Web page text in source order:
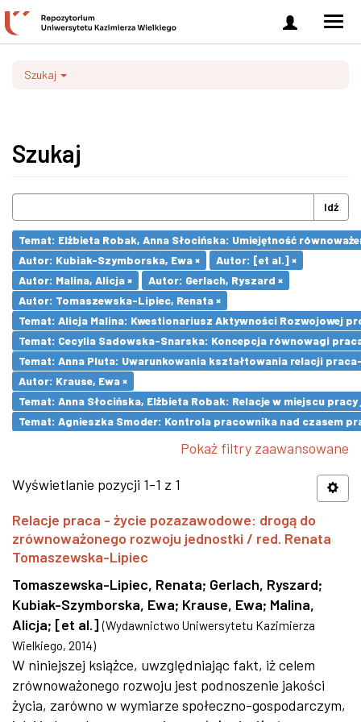
Zaloguj
się
Szukaj
Szukaj
Idź
Temat: Elżbieta Robak, Anna Słocińska: Umiejętność
Autor: Kubiak-Szymborska, Ewa ×
Autor: [et al.] ×
Autor: Malina, Alicja ×
Autor: Gerlach, Ryszard ×
Autor: Tomaszewska-Lipiec, Renata ×
Temat: Alicja Malina: Kwestionariusz Aktywności Rozwojowej
Temat: Cecylia Sadowska-Snarska: Koncepcja równowagi
Temat: Anna Pluta: Uwarunkowania kształtowania relacji
Autor: Krause, Ewa ×
Temat: Anna Słocińska, Elżbieta Robak: Relacje w miejscu
Temat: Agnieszka Smoder: Kontrola pracownika nad czasem
Pokaż filtry zaawansowane
Wyświetlanie pozycji 1-1 z 1
Relacje praca - życie pozazawodowe: drogą do
zrównoważonego rozwoju jednostki / red. Renata
Tomaszewska-Lipiec
Tomaszewska-Lipiec, Renata; Gerlach, Ryszard;
Kubiak-Szymborska, Ewa; Krause, Ewa; Malina,
Alicja; [et al.] (Wydawnictwo Uniwersytetu Kazimierza
Wielkiego, 2014)
W niniejszej książce, uwzględniając fakt, iż celem
zrównoważonego rozwoju jest podnoszenie jakości
życia, zarówno w wymiarze społeczno-gospodarczym,